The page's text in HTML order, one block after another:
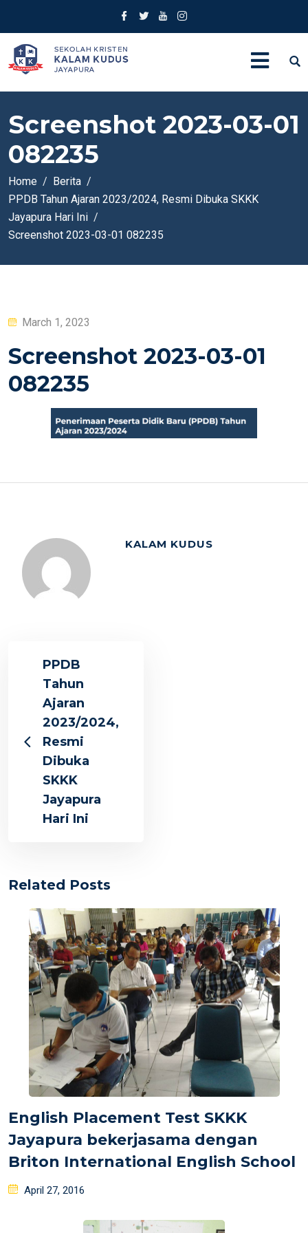
Screenshot 2023-03-01
082235
Home
Berita
PPDB Tahun Ajaran 2023/2024, Resmi Dibuka SKKK
Jayapura Hari Ini
Screenshot 2023-03-01 082235
Posted
March 1, 2023
Screenshot 2023-03-01
082235
KALAM KUDUS
PPDB
Tahun
Ajaran
2023/2024,
Resmi
Dibuka
SKKK
Jayapura
Hari Ini
Related Posts
English Placement Test SKKK
Jayapura bekerjasama dengan
Briton International English School
Posted
April 27, 2016